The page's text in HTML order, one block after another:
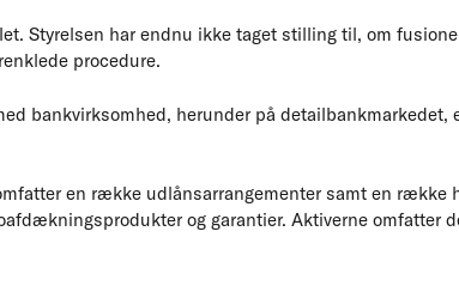
Styrelsen har endnu ikke taget stilling til, om
procedure.
bankvirksomhed, herunder på detailbankmarkedet,
en række udlånsarrangementer samt en række
og garantier. Aktiverne omfatter